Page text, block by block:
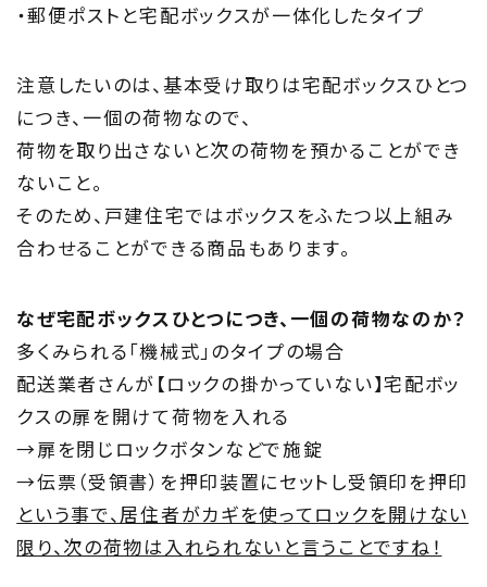
・郵便ポストと宅配ボックスが一体化したタイプ
注意したいのは、基本受け取りは宅配ボックスひとつ
につき、一個の荷物なので、
荷物を取り出さないと次の荷物を預かることができ
ないこと。
そのため、戸建住宅ではボックスをふたつ以上組み
合わせることができる商品もあります。
なぜ宅配ボックスひとつにつき、一個の荷物なのか？
多くみられる「機械式」のタイプの場合
配送業者さんが【ロックの掛かっていない】宅配ボッ
クスの扉を開けて荷物を入れる
→扉を閉じロックボタンなどで施錠
→伝票（受領書）を押印装置にセットし受領印を押印
という事で、居住者がカギを使ってロックを開けない
限り、次の荷物は入れられないと言うことですね！